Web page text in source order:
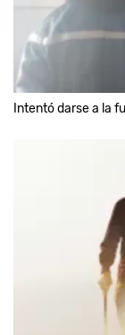
Intentó darse a la